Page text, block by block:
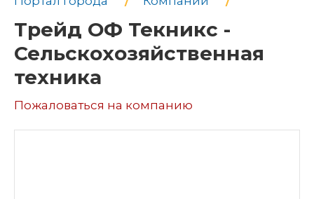
Трейд ОФ Текникс -
Сельскохозяйственная
техника
Пожаловаться на компанию